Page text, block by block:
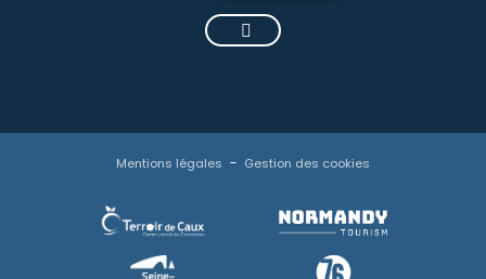
Mentions légales Gestion des cookies